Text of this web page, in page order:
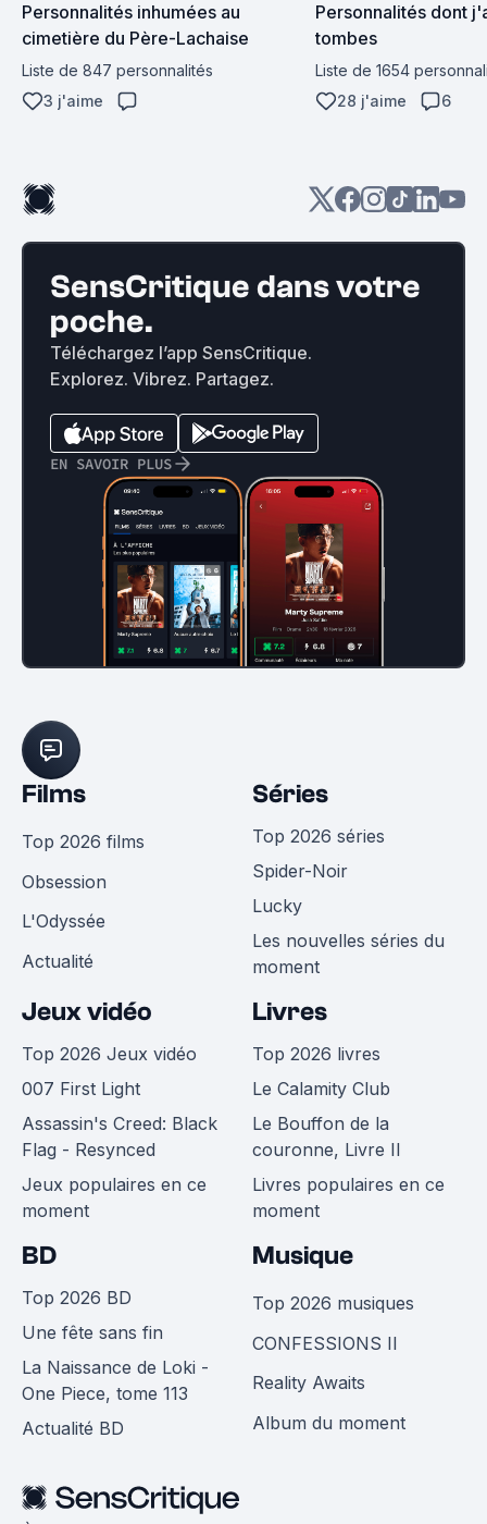
Personnalités inhumées au
cimetière du Père-Lachaise
Liste de 847 personnalités
3 j'aime
Personnalités dont
tombes
Liste de 1654
28 j'aime
6
SensCritique dans votre
poche.
Téléchargez l’app SensCritique.
Explorez. Vibrez. Partagez.
EN SAVOIR PLUS
Films
Top 2026 films
Obsession
L'Odyssée
Actualité
Séries
Top 2026 séries
Spider-Noir
Lucky
Les nouvelles séries du
moment
Jeux vidéo
Top 2026 Jeux vidéo
007 First Light
Assassin's Creed: Black
Flag - Resynced
Jeux populaires en ce
moment
Livres
Top 2026 livres
Le Calamity Club
Le Bouffon de la
couronne, Livre II
Livres populaires en ce
moment
BD
Top 2026 BD
Une fête sans fin
La Naissance de Loki -
One Piece, tome 113
Actualité BD
Musique
Top 2026 musiques
CONFESSIONS II
Reality Awaits
Album du moment